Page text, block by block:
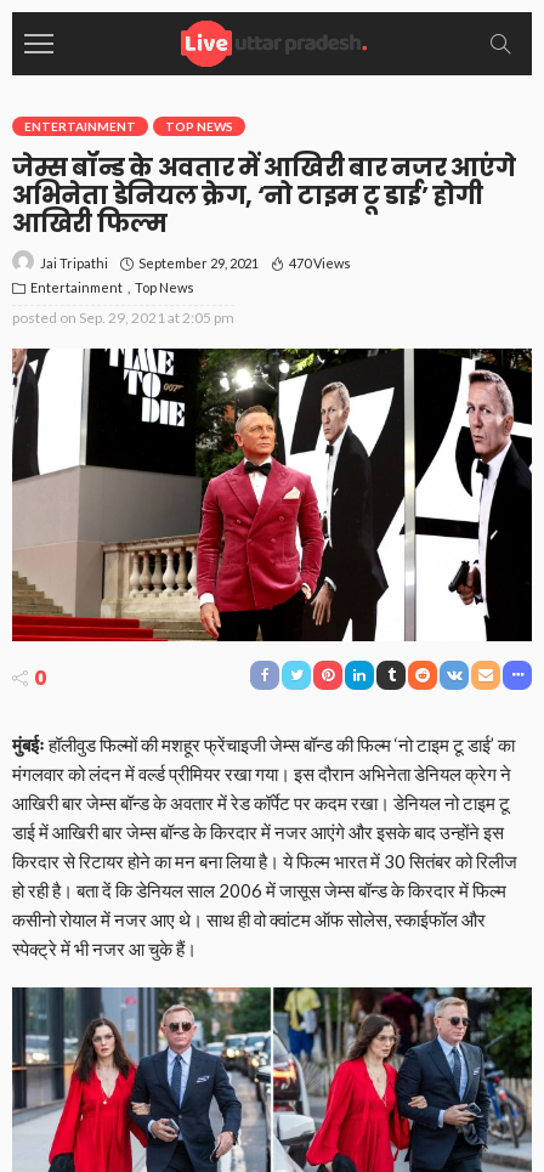
ENTERTAINMENT TOP NEWS
जेम्स बॉन्ड के अवतार में आखिरी बार नजर आएंगे
अभिनेता डेनियल क्रेग, ‘नो टाइम टू डाई’ होगी
आखिरी फिल्म
Jai Tripathi September 29, 2021
470 Views
Entertainment
Top News
posted on Sep. 29, 2021 at 2:05 pm
0
मुंबईःहॉलीवुड फिल्मों की मशहूर फ्रेंचाइजी जेम्स बॉन्ड की फिल्म ‘नो टाइम टू डाई’ का
मंगलवार को लंदन में वर्ल्ड प्रीमियर रखा गया। इस दौरान अभिनेता डेनियल क्रेग ने
आखिरी बार जेम्स बॉन्ड के अवतार में रेड कॉर्पेट पर कदम रखा। डेनियल नो टाइम टू
डाई में आखिरी बार जेम्स बॉन्ड के किरदार में नजर आएंगे और इसके बाद उन्होंने इस
किरदार से रिटायर होने का मन बना लिया है। ये फिल्म भारत में 30 सितंबर को रिलीज
हो रही है। बता दें कि डेनियल साल 2006 में जासूस जेम्स बॉन्ड के किरदार में फिल्म
कसीनो रोयाल में नजर आए थे। साथ ही वो क्वांटम ऑफ सोलेस, स्काईफॉल और
स्पेक्ट्रे में भी नजर आ चुके हैं।